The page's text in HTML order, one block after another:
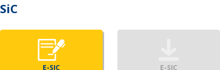
SiC
E-SIC
E-SIC